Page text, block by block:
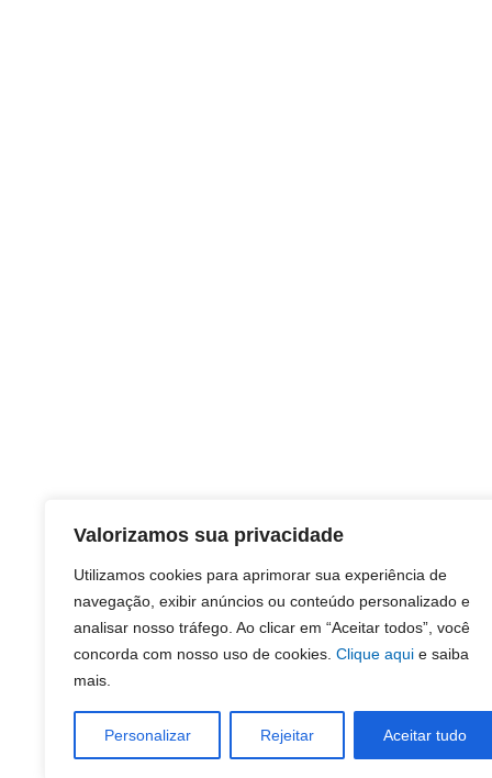
Valorizamos sua privacidade
Utilizamos cookies para aprimorar sua experiência de
navegação, exibir anúncios ou conteúdo personalizado e
analisar nosso tráfego. Ao clicar em “Aceitar todos”, você
concorda com nosso uso de cookies. Clique aqui e saiba
mais.
Personalizar Rejeitar Aceitar tudo